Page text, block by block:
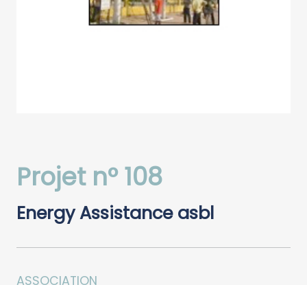
Projet n° 108
Energy Assistance asbl
ASSOCIATION